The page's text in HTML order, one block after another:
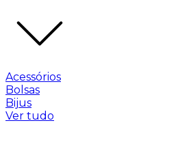
Acessórios
Bolsas
Bijus
Ver tudo